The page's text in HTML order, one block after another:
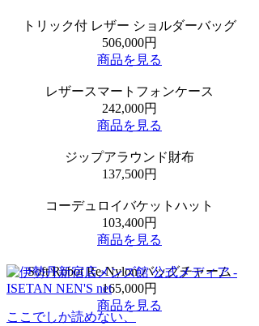
トリック付 レザー ショルダーバッグ
506,000円
商品を見る
レザースマートフォンケース
242,000円
商品を見る
ジップアラウンド財布
137,500円
コーデュロイバケットハット
103,400円
商品を見る
Soft Robot Re-Nylon バッグチャーム
165,000円
商品を見る
ここでしか読めない、